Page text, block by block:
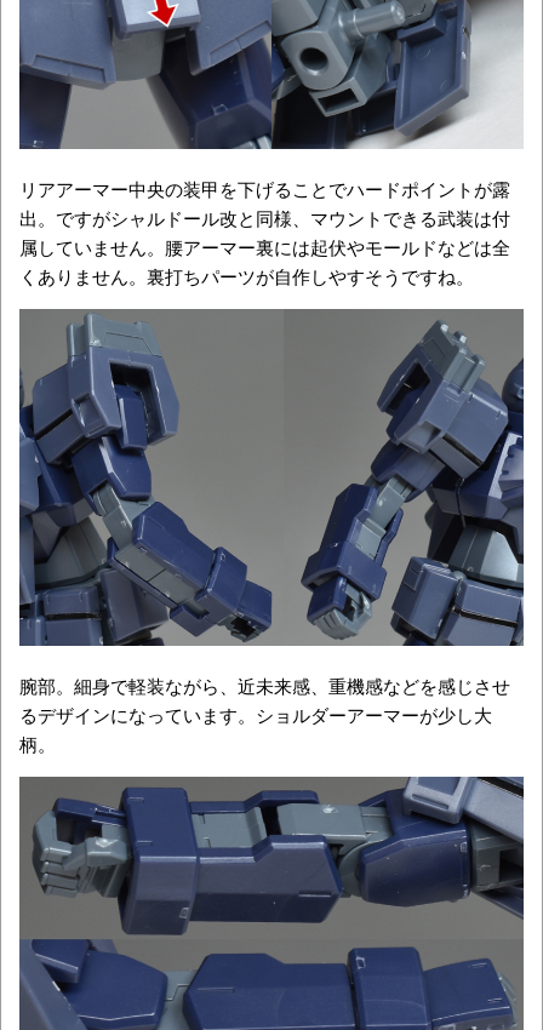
リアアーマー中央の装甲を下げることでハードポイントが露
出。ですがシャルドール改と同様、マウントできる武装は付
属していません。腰アーマー裏には起伏やモールドなどは全
くありません。裏打ちパーツが自作しやすそうですね。
腕部。細身で軽装ながら、近未来感、重機感などを感じさせ
るデザインになっています。ショルダーアーマーが少し大
柄。